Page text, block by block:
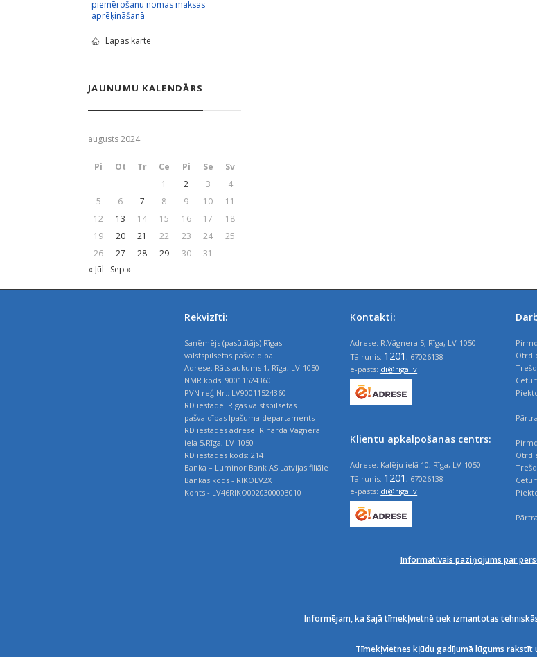
piemērošanu nomas maksas
aprēķināšanā
Lapas karte
JAUNUMU KALENDĀRS
augusts 2024
Pi Ot Tr Ce Pi Se
Sv
1
2 3
4
5
6 7 8 9 10
11
12
13 14 15 16 17
18
19
20 21 22 23 24
25
26
27 28 29 30
31
« Jūl
Sep »
Rekvizīti:
Saņēmējs (pasūtītājs) Rīgas
valstspilsētas pašvaldība
Adrese: Rātslaukums 1, Rīga, LV-1050
NMR kods: 90011524360
PVN reģ.Nr.: LV90011524360
RD iestāde: Rīgas valstspilsētas
pašvaldības Īpašuma departaments
RD iestādes adrese: Riharda Vāgnera
iela 5,Rīga, LV-1050
RD iestādes kods: 214
Banka – Luminor Bank AS Latvijas filiāle
Bankas kods - RIKOLV2X
Konts - LV46RIKO0020300003010
Kontakti:
Adrese: R.Vāgnera 5, Rīga, LV-1050
Tālrunis: 1201, 67026138
e-pasts: di@riga.lv
Klientu apkalpošanas centrs:
Adrese: Kalēju ielā 10, Rīga, LV-1050
Tālrunis: 1201, 67026138
e-pasts: di@riga.lv
Informatīvais paziņojums par
Informējam, ka šajā tīmekļvietnē tiek izmantotas
Tīmekļvietnes kļūdu gadījumā lūgums rakstīt